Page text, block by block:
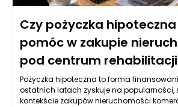
Czy pożyczka
pomóc w zakupie
pod centrum
Pożyczka hipoteczna to forma
ostatnich latach zyskuje na popularności,
kontekście zakupów nieruchomości